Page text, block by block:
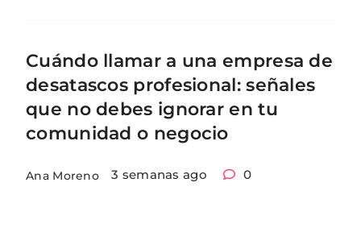
Cuándo llamar a una empresa de
desatascos profesional: señales
que no debes ignorar en tu
comunidad o negocio
Ana Moreno 3 semanas ago 0